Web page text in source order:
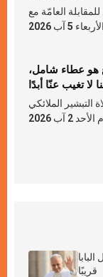
العامّة مع
5 آب 2026
هو عطاء شامل،
لا تغيب عنّا أبدًا
التبشير الملائكي
2 آب 2026
قريبًا